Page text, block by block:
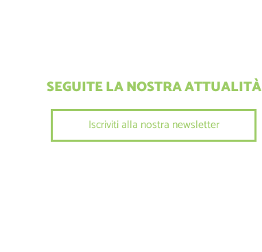
SEGUITE LA NOSTRA ATTUALITÀ
Iscriviti alla nostra newsletter